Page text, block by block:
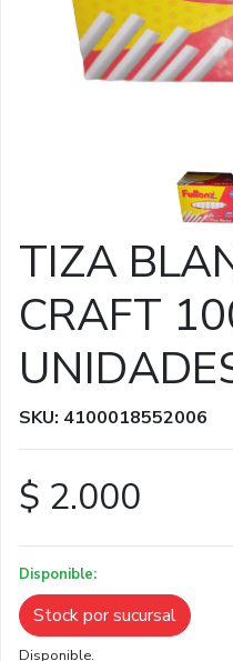
TIZA
CRAFT
SKU: 4100018552006
$ 2.000
Disponible:
Stock por sucursal
Disponible.